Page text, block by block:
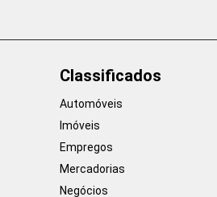
Classificados
Automóveis
Imóveis
Empregos
Mercadorias
Negócios